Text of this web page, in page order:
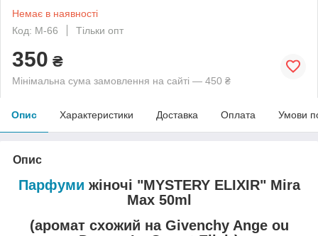
Немає в наявності
Код: М-66
Тільки опт
350 ₴
Мінімальна сума замовлення на сайті — 450 ₴
Опис Характеристики Доставка Оплата Умови
Опис
Парфуми жіночі "MYSTERY ELIXIR" Mira
Max 50ml
(аромат схожий на Givenchy Ange ou